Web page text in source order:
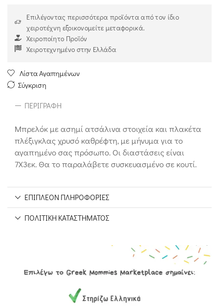
Επιλέγοντας περισσότερα προϊόντα από τον ίδιο
χειροτέχνη εξοικονομείτε μεταφορικά.
Χειροποίητο Προϊόν
Χειροτεχνημένο στην Ελλάδα
Λίστα Αγαπημένων
Σύγκριση
ΠΕΡΙΓΡΑΦΉ
Μπρελόκ με ασημί ατσάλινα στοιχεία και πλακέτα
πλέξιγκλας χρυσό καθρέφτη, με μήνυμα για το
αγαπημένο σας πρόσωπο. Οι διαστάσεις είναι
7Χ3εκ. Θα το παραλάβετε συσκευασμένο σε κουτί.
ΕΠΙΠΛΈΟΝ ΠΛΗΡΟΦΟΡΊΕΣ
ΠΟΛΙΤΙΚΉ ΚΑΤΑΣΤΉΜΑΤΟΣ